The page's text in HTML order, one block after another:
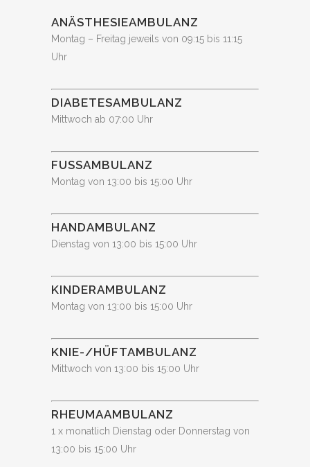
ANÄSTHESIEAMBULANZ
Montag – Freitag jeweils von 09:15 bis 11:15
Uhr
DIABETESAMBULANZ
Mittwoch ab 07:00 Uhr
FUSSAMBULANZ
Montag von 13:00 bis 15:00 Uhr
HANDAMBULANZ
Dienstag von 13:00 bis 15:00 Uhr
KINDERAMBULANZ
Montag von 13:00 bis 15:00 Uhr
KNIE-/HÜFTAMBULANZ
Mittwoch von 13:00 bis 15:00 Uhr
RHEUMAAMBULANZ
1 x monatlich Dienstag oder Donnerstag von
13:00 bis 15:00 Uhr